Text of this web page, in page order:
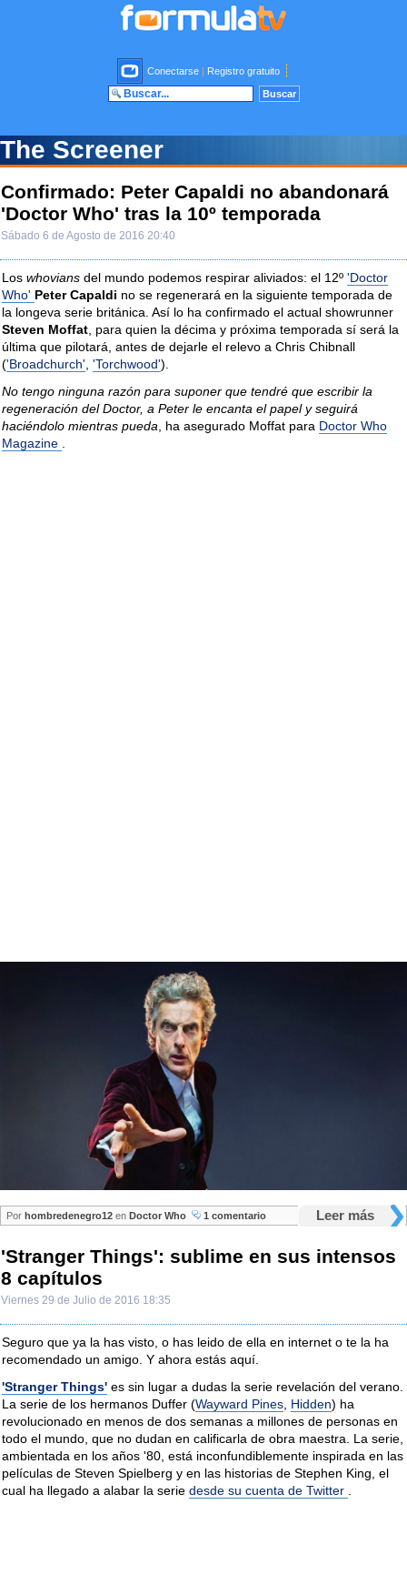
Conectarse | Registro gratuito
The Screener
Confirmado: Peter Capaldi no abandonará
'Doctor Who' tras la 10º temporada
Sábado 6 de Agosto de 2016 20:40
Los whovians del mundo podemos respirar aliviados: el 12º 'Doctor
Who' Peter Capaldi no se regenerará en la siguiente temporada de
la longeva serie británica. Así lo ha confirmado el actual showrunner
Steven Moffat , para quien la décima y próxima temporada sí será la
última que pilotará, antes de dejarle el relevo a Chris Chibnall
('Broadchurch' 'Torchwood').
No tengo ninguna razón para suponer que tendré que escribir la
regeneración del Doctor, a Peter le encanta el papel y seguirá
haciéndolo mientras pueda , ha asegurado Moffat para Doctor Who
Magazine
Leer más
Por hombredenegro12 en Doctor Who 1 comentario
'Stranger Things': sublime en sus intensos
8 capítulos
Viernes 29 de Julio de 2016 18:35
Seguro que ya la has visto, o has leido de ella en internet o te la ha
recomendado un amigo. Y ahora estás aquí.
'Stranger Things' es sin lugar a dudas la serie revelación del verano.
La serie de los hermanos Duffer (Wayward Pines, Hidden) ha
revolucionado en menos de dos semanas a millones de personas en
todo el mundo, que no dudan en calificarla de obra maestra. La serie,
ambientada en los años '80, está inconfundiblemente inspirada en las
películas de Steven Spielberg y en las historias de Stephen King, el
cual ha llegado a alabar la serie desde su cuenta de Twitter .